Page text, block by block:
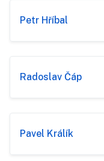
Petr Hříbal
Radoslav Čáp
Pavel Králík